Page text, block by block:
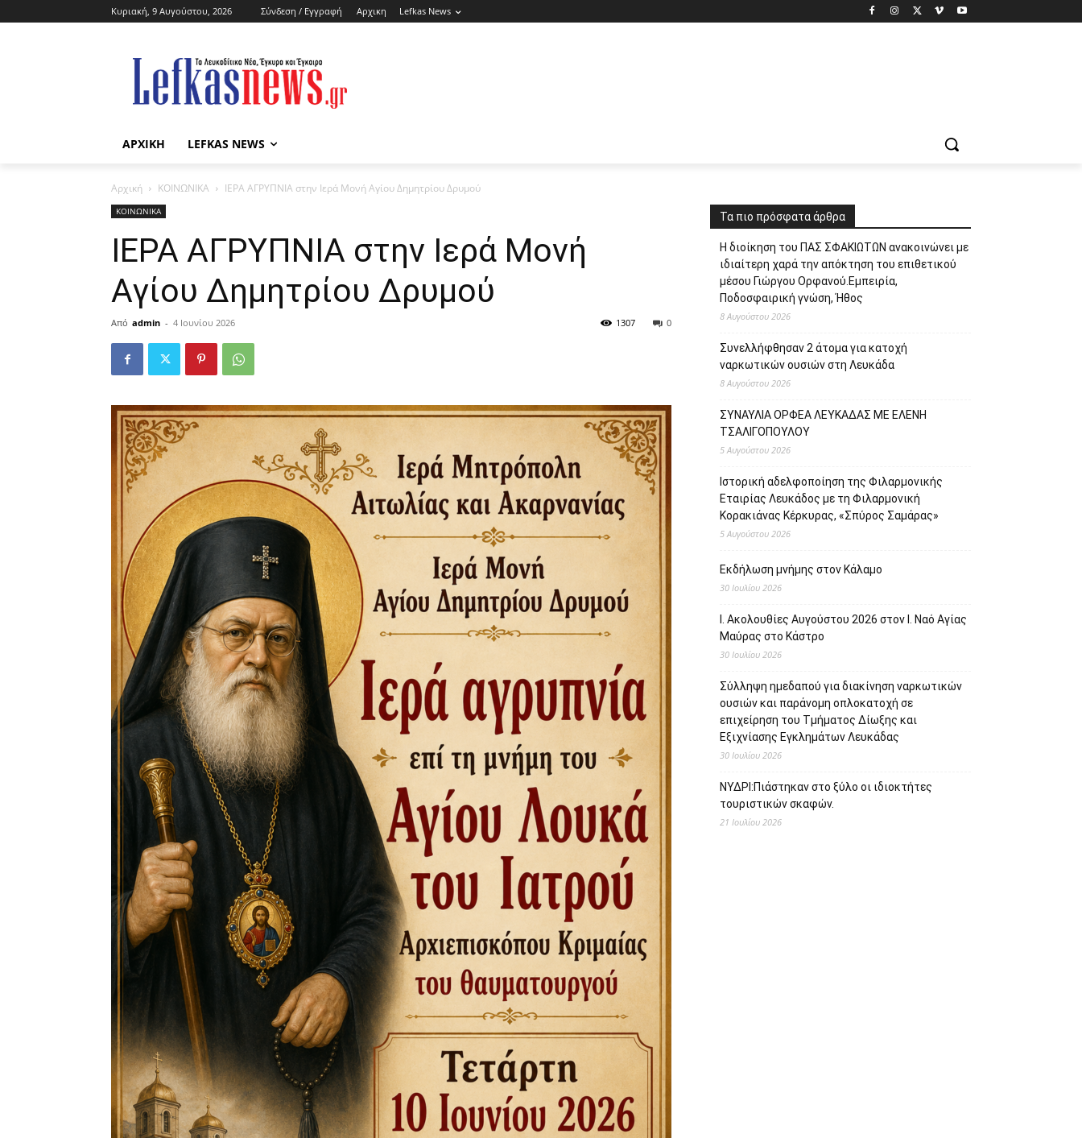
Κυριακή, 9 Αυγούστου, 2026 Σύνδεση / Εγγραφή Αρχικη Lefkas News
ΑΡΧΙΚΗ LEFKAS NEWS
Αρχική ΚΟΙΝΩΝΙΚΑ ΙΕΡΑ ΑΓΡΥΠΝΙΑ στην Ιερά Μονή Αγίου Δημητρίου Δρυμού
ΚΟΙΝΩΝΙΚΑ
ΙΕΡΑ ΑΓΡΥΠΝΙΑ στην Ιερά Μονή
Αγίου Δημητρίου Δρυμού
Από admin - 4 Ιουνίου 2026 0
1307
Τα πιο πρόσφατα άρθρα
Η διοίκηση του ΠΑΣ ΣΦΑΚΙΩΤΩΝ ανακοινώνει με
ιδιαίτερη χαρά την απόκτηση του επιθετικού
μέσου Γιώργου Ορφανού.Εμπειρία,
Ποδοσφαιρική γνώση, Ήθος
8 Αυγούστου 2026
Συνελλήφθησαν 2 άτομα για κατοχή
ναρκωτικών ουσιών στη Λευκάδα
8 Αυγούστου 2026
ΣΥΝΑΥΛΙΑ ΟΡΦΕΑ ΛΕΥΚΑΔΑΣ ΜΕ ΕΛΕΝΗ
ΤΣΑΛΙΓΟΠΟΥΛΟΥ
5 Αυγούστου 2026
Ιστορική αδελφοποίηση της Φιλαρμονικής
Εταιρίας Λευκάδος με τη Φιλαρμονική
Κορακιάνας Κέρκυρας, «Σπύρος Σαμάρας»
5 Αυγούστου 2026
Εκδήλωση μνήμης στον Κάλαμο
30 Ιουλίου 2026
Ι. Ακολουθίες Αυγούστου 2026 στον Ι. Ναό Αγίας
Μαύρας στο Κάστρο
30 Ιουλίου 2026
Σύλληψη ημεδαπού για διακίνηση ναρκωτικών
ουσιών και παράνομη οπλοκατοχή σε
επιχείρηση του Τμήματος Δίωξης και
Εξιχνίασης Εγκλημάτων Λευκάδας
30 Ιουλίου 2026
ΝΥΔΡΙ:Πιάστηκαν στο ξύλο οι ιδιοκτήτες
τουριστικών σκαφών.
21 Ιουλίου 2026